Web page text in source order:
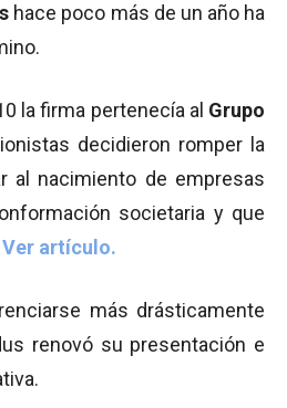
hace poco más de un año ha
la firma pertenecía al Grupo
decidieron romper la
al nacimiento de empresas
societaria y que
Ver artículo.
más drásticamente
renovó su presentación e